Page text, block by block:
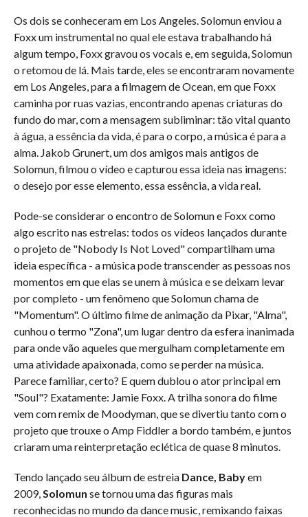
Os dois se conheceram em Los Angeles. Solomun enviou a
Foxx um instrumental no qual ele estava trabalhando há
algum tempo, Foxx gravou os vocais e, em seguida, Solomun
o retomou de lá. Mais tarde, eles se encontraram novamente
em Los Angeles, para a filmagem de Ocean, em que Foxx
caminha por ruas vazias, encontrando apenas criaturas do
fundo do mar, com a mensagem subliminar: tão vital quanto
à água, a essência da vida, é para o corpo, a música é para a
alma. Jakob Grunert, um dos amigos mais antigos de
Solomun, filmou o vídeo e capturou essa ideia nas imagens:
o desejo por esse elemento, essa essência, a vida real.
Pode-se considerar o encontro de Solomun e Foxx como
algo escrito nas estrelas: todos os vídeos lançados durante
o projeto de "Nobody Is Not Loved" compartilham uma
ideia específica - a música pode transcender as pessoas nos
momentos em que elas se unem à música e se deixam levar
por completo - um fenômeno que Solomun chama de
"Momentum". O último filme de animação da Pixar, "Alma",
cunhou o termo "Zona", um lugar dentro da esfera inanimada
para onde vão aqueles que mergulham completamente em
uma atividade apaixonada, como se perder na música.
Parece familiar, certo? E quem dublou o ator principal em
"Soul"? Exatamente: Jamie Foxx. A trilha sonora do filme
vem com remix de Moodyman, que se divertiu tanto com o
projeto que trouxe o Amp Fiddler a bordo também, e juntos
criaram uma reinterpretação eclética de quase 8 minutos.
Tendo lançado seu álbum de estreia Dance, Babyem
2009,Solomun se tornou uma das figuras mais
reconhecidas no mundo da dance music, remixando faixas